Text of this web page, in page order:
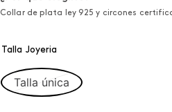
Collar de plata ley 925 y circones
Talla Joyeria
Talla única